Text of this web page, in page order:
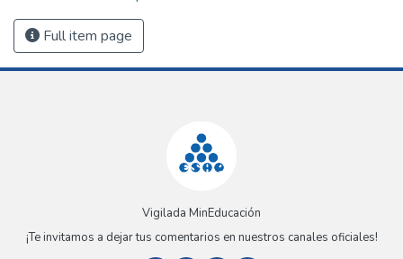
Full item page
Vigilada MinEducación
¡Te invitamos a dejar tus comentarios en nuestros canales oficiales!